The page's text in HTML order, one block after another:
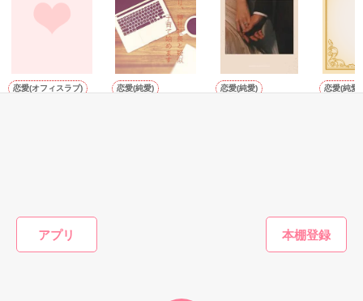
アプリ
別れたはずの晴臣があらわれる。
「萌以外の女性と結婚するなんて考えられない。
お願いだ、俺にもう一度チャンスをくれないか」
懇願するような晴臣の告白に心は揺れ動くが、
もう一人の兄のように慕っていたのに、
日向は覚悟を決めたようにキスをした──
一途すぎるが故に拗らせたイケメン
屋代 日向
恋愛(オフィスラブ) 恋愛(純愛) 恋愛(純愛) 恋愛(純愛)
かんたん検索の条件を変える